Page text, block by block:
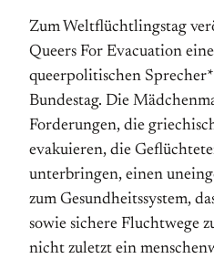
Zum Weltflüchtlingstag
Queers For Evacuation
queerpolitischen
Bundestag. Die
Forderungen, die
evakuieren, die
unterbringen, einen
zum Gesundheitssystem,
sowie sichere Fluchtwege
nicht zuletzt ein